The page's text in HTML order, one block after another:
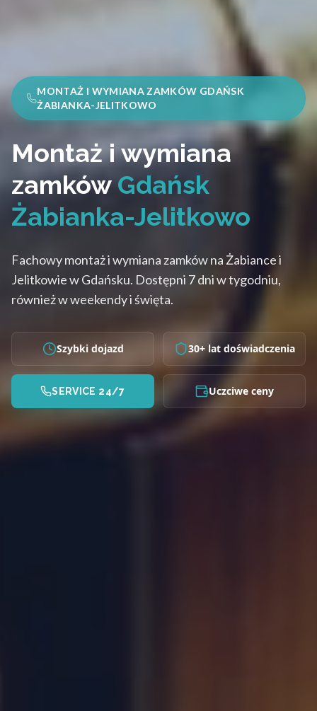
MONTAŻ I WYMIANA ZAMKÓW GDAŃSK
ŻABIANKA-JELITKOWO
Montaż i wymiana
zamkówGdańsk
Żabianka-Jelitkowo
Fachowy montaż i wymiana zamków na Żabiance i
Jelitkowie w Gdańsku. Dostępni 7 dni w tygodniu,
również w weekendy i święta.
Szybki dojazd 30+ lat doświadczenia
SERVICE 24/7 Uczciwe ceny